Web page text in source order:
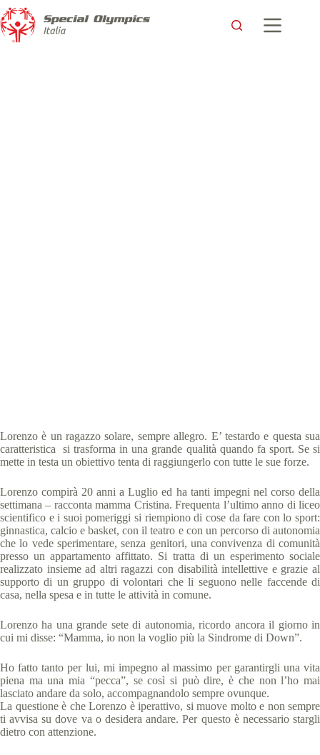
Lorenzo è un ragazzo solare, sempre allegro. E’ testardo e questa sua
caratteristica si trasforma in una grande qualità quando fa sport. Se si
mette in testa un obiettivo tenta di raggiungerlo con tutte le sue forze.
Lorenzo compirà 20 anni a Luglio ed ha tanti impegni nel corso della
settimana – racconta mamma Cristina. Frequenta l’ultimo anno di liceo
scientifico e i suoi pomeriggi si riempiono di cose da fare con lo sport:
ginnastica, calcio e basket, con il teatro e con un percorso di autonomia
che lo vede sperimentare, senza genitori, una convivenza di comunità
presso un appartamento affittato. Si tratta di un esperimento sociale
realizzato insieme ad altri ragazzi con disabilità intellettive e grazie al
supporto di un gruppo di volontari che li seguono nelle faccende di
casa, nella spesa e in tutte le attività in comune.
Lorenzo ha una grande sete di autonomia, ricordo ancora il giorno in
cui mi disse: “Mamma, io non la voglio più la Sindrome di Down”.
Ho fatto tanto per lui, mi impegno al massimo per garantirgli una vita
piena ma una mia “pecca”, se così si può dire, è che non l’ho mai
lasciato andare da solo, accompagnandolo sempre ovunque.
La questione è che Lorenzo è iperattivo, si muove molto e non sempre
ti avvisa su dove va o desidera andare. Per questo è necessario stargli
dietro con attenzione.